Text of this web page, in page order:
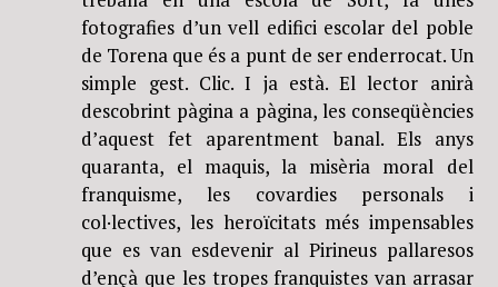
fotografies d’un vell edifici escolar del poble
de Torena que és a punt de ser enderrocat. Un
simple gest. Clic. I ja està. El lector anirà
descobrint pàgina a pàgina, les conseqüències
d’aquest fet aparentment banal. Els anys
quaranta, el maquis, la misèria moral del
franquisme, les covardies personals i
col·lectives, les heroïcitats més impensables
que es van esdevenir al Pirineus pallaresos
d’ençà que les tropes franquistes van arrasar